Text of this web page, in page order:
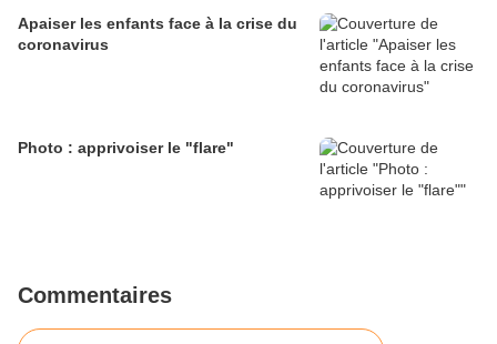
Apaiser les enfants face à la crise du
coronavirus
Photo : apprivoiser le "flare"
Commentaires